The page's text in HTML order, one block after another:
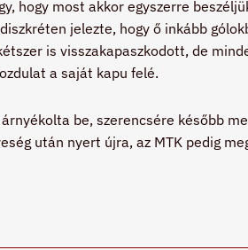
hogy most akkor egyszerre
jelezte, hogy ő inkább
is visszakapaszkodott, de
a saját kapu felé.
be, szerencsére később
után nyert újra, az MTK pedig